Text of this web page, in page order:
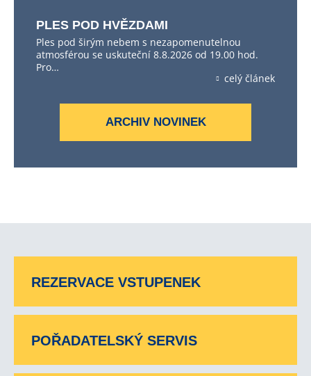
PLES POD HVĚZDAMI
Ples pod širým nebem s nezapomenutelnou
atmosférou se uskuteční 8.8.2026 od 19.00 hod.
Pro…
celý článek
ARCHIV NOVINEK
REZERVACE VSTUPENEK
POŘADATELSKÝ SERVIS